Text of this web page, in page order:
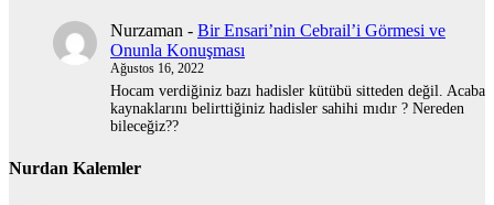
Nurzaman - Bir Ensari’nin Cebrail’i Görmesi ve
Onunla Konuşması
Ağustos 16, 2022
Hocam verdiğiniz bazı hadisler kütübü sitteden değil. Acaba
kaynaklarını belirttiğiniz hadisler sahihi mıdır ? Nereden
bileceğiz??
Nurdan Kalemler